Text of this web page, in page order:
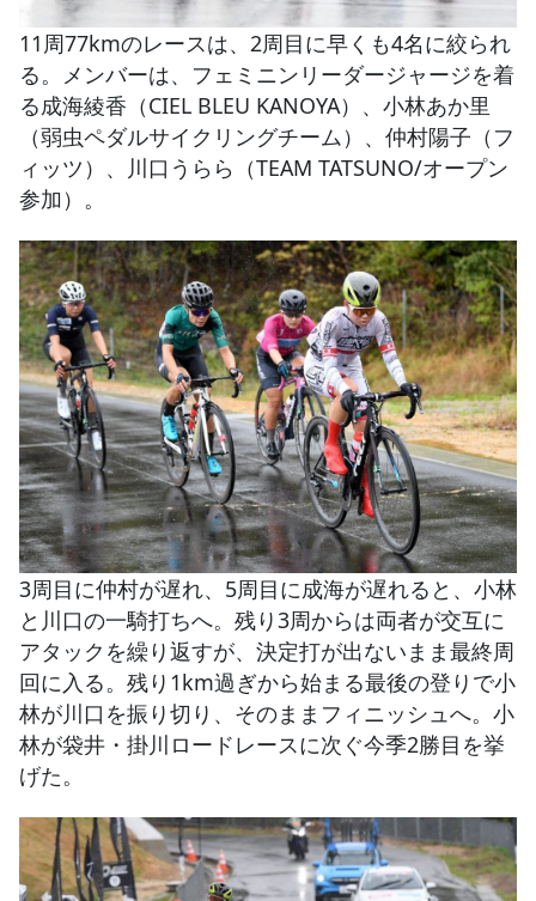
11周77kmのレースは、2周目に早くも4名に絞られ
る。メンバーは、フェミニンリーダージャージを着
る成海綾香（CIEL BLEU KANOYA）、小林あか里
（弱虫ペダルサイクリングチーム）、仲村陽子（フ
ィッツ）、川口うらら（TEAM TATSUNO/オープン
参加）。
3周目に仲村が遅れ、5周目に成海が遅れると、小林
と川口の一騎打ちへ。残り3周からは両者が交互に
アタックを繰り返すが、決定打が出ないまま最終周
回に入る。残り1km過ぎから始まる最後の登りで小
林が川口を振り切り、そのままフィニッシュへ。小
林が袋井・掛川ロードレースに次ぐ今季2勝目を挙
げた。